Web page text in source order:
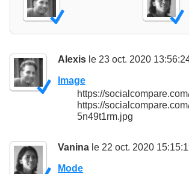
Alexis le 23 oct. 2020
Image
https://
https://
5n49t1rm.jpg
Vanina le 22 oct. 2020
Mode